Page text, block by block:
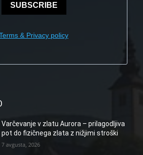
SUBSCRIBE
& Privacy policy
Varčevanje v zlatu Aurora – prilagodljiva
pot do fizičnega zlata z nižjimi stroški
7 avgusta, 2026